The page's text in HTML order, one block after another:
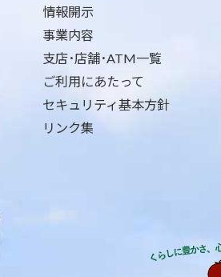
情報開示
事業内容
支店･店舗･ATM一覧
ご利用にあたって
セキュリティ基本方針
リンク集